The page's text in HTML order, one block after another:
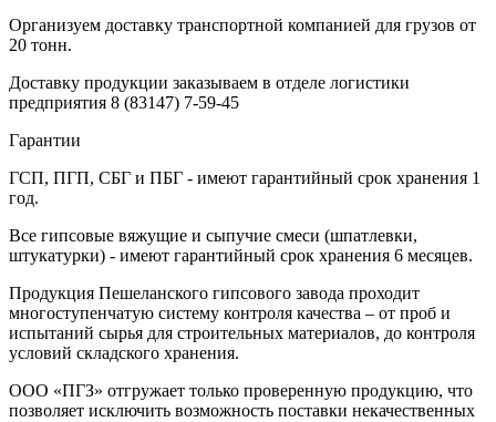
Организуем доставку транспортной компанией для грузов от
20 тонн.
Доставку продукции заказываем в отделе логистики
предприятия 8 (83147) 7-59-45
Гарантии
ГСП, ПГП, СБГ и ПБГ - имеют гарантийный срок хранения 1
год.
Все гипсовые вяжущие и сыпучие смеси (шпатлевки,
штукатурки) - имеют гарантийный срок хранения 6 месяцев.
Продукция Пешеланского гипсового завода проходит
многоступенчатую систему контроля качества – от проб и
испытаний сырья для строительных материалов, до контроля
условий складского хранения.
ООО «ПГЗ» отгружает только проверенную продукцию, что
позволяет исключить возможность поставки некачественных